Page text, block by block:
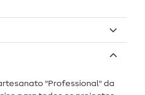
"Professional" da